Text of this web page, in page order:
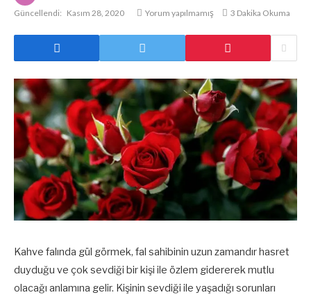
Güncellendi: Kasım 28, 2020 Yorum yapılmamış 3 Dakika Okuma
Kahve falında gül görmek, fal sahibinin uzun zamandır hasret
duyduğu ve çok sevdiği bir kişi ile özlem gidererek mutlu
olacağı anlamına gelir. Kişinin sevdiği ile yaşadığı sorunları